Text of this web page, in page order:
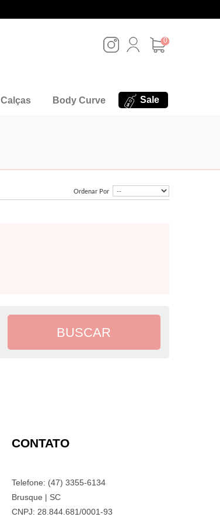
0
Calças Body Curve Sale
Ordenar Por
CONTATO
Telefone: (47) 3355-6134
Brusque | SC
CNPJ: 28.844.681/0001-93